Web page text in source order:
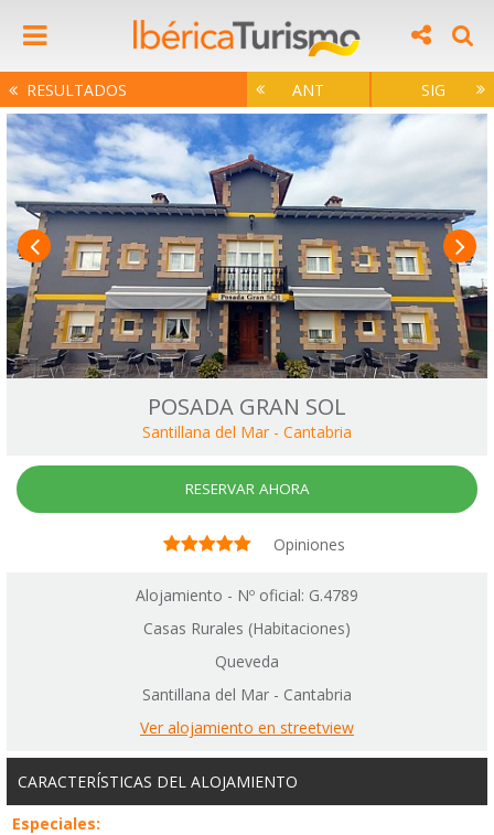
RESULTADOS ANT SIG
POSADA GRAN SOL
Santillana del Mar - Cantabria
RESERVAR AHORA
Opiniones
Alojamiento - Nº oficial: G.4789
Casas Rurales (Habitaciones)
Queveda
Santillana del Mar - Cantabria
Ver alojamiento en streetview
CARACTERÍSTICAS DEL ALOJAMIENTO
Especiales: